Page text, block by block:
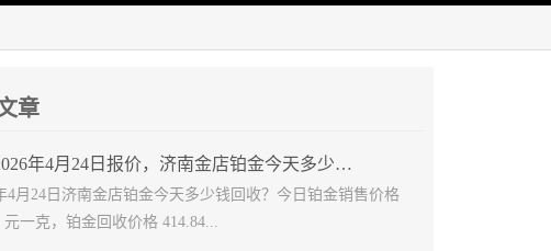
章
铂金2026年4月24日报价，济南金店铂金今天多少钱回收
4月24日济南金店铂金今天多少钱回收？今日铂金销售价格
元一克，铂金回收价格 414.84...